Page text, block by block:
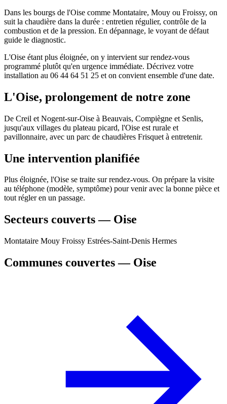
Dans les bourgs de l'Oise comme Montataire, Mouy ou Froissy, on
suit la chaudière dans la durée : entretien régulier, contrôle de la
combustion et de la pression. En dépannage, le voyant de défaut
guide le diagnostic.
L'Oise étant plus éloignée, on y intervient sur rendez-vous
programmé plutôt qu'en urgence immédiate. Décrivez votre
installation au 06 44 64 51 25 et on convient ensemble d'une date.
L'Oise, prolongement de notre zone
De Creil et Nogent-sur-Oise à Beauvais, Compiègne et Senlis,
jusqu'aux villages du plateau picard, l'Oise est rurale et
pavillonnaire, avec un parc de chaudières Frisquet à entretenir.
Une intervention planifiée
Plus éloignée, l'Oise se traite sur rendez-vous. On prépare la visite
au téléphone (modèle, symptôme) pour venir avec la bonne pièce et
tout régler en un passage.
Secteurs couverts — Oise
Montataire Mouy Froissy Estrées-Saint-Denis Hermes
Communes couvertes — Oise